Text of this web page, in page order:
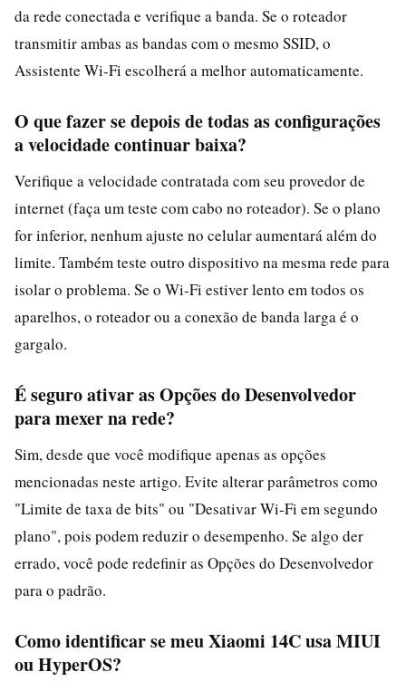
da rede conectada e verifique a banda. Se o roteador
transmitir ambas as bandas com o mesmo SSID, o
Assistente Wi‑Fi escolherá a melhor automaticamente.
O que fazer se depois de todas as configurações
a velocidade continuar baixa?
Verifique a velocidade contratada com seu provedor de
internet (faça um teste com cabo no roteador). Se o plano
for inferior, nenhum ajuste no celular aumentará além do
limite. Também teste outro dispositivo na mesma rede para
isolar o problema. Se o Wi‑Fi estiver lento em todos os
aparelhos, o roteador ou a conexão de banda larga é o
gargalo.
É seguro ativar as Opções do Desenvolvedor
para mexer na rede?
Sim, desde que você modifique apenas as opções
mencionadas neste artigo. Evite alterar parâmetros como
"Limite de taxa de bits" ou "Desativar Wi‑Fi em segundo
plano", pois podem reduzir o desempenho. Se algo der
errado, você pode redefinir as Opções do Desenvolvedor
para o padrão.
Como identificar se meu Xiaomi 14C usa MIUI
ou HyperOS?